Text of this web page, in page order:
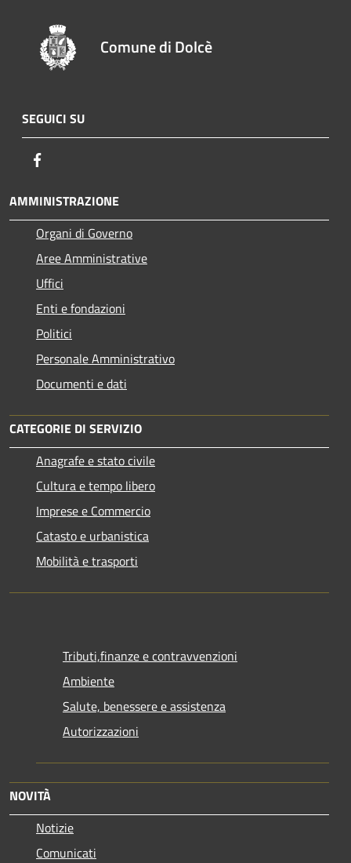
Comune di Dolcè
SEGUICI SU
AMMINISTRAZIONE
Organi di Governo
Aree Amministrative
Uffici
Enti e fondazioni
Politici
Personale Amministrativo
Documenti e dati
CATEGORIE DI SERVIZIO
Anagrafe e stato civile
Cultura e tempo libero
Imprese e Commercio
Catasto e urbanistica
Mobilità e trasporti
Tributi,finanze e contravvenzioni
Ambiente
Salute, benessere e assistenza
Autorizzazioni
NOVITÀ
Notizie
Comunicati